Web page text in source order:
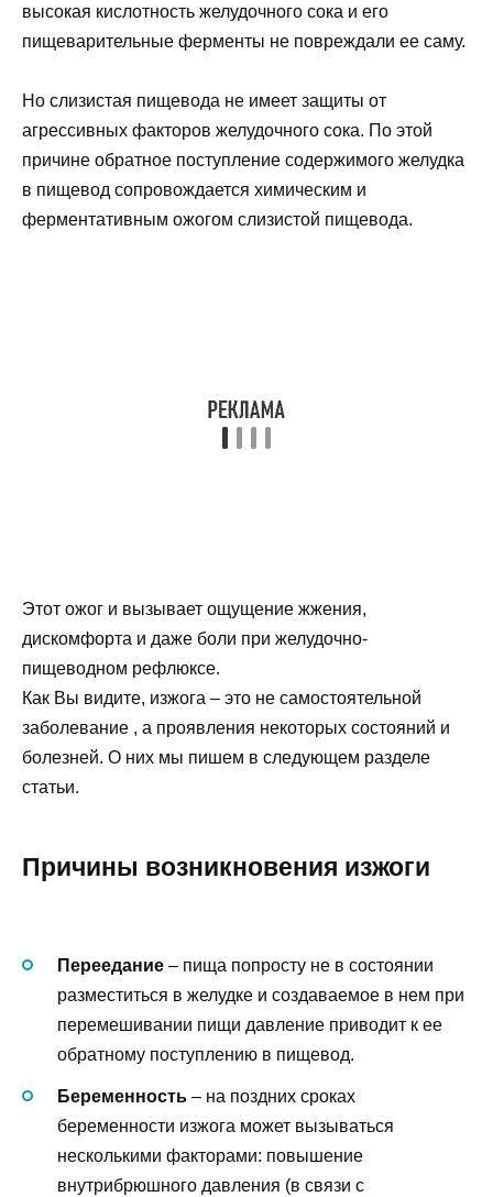
высокая кислотность желудочного сока и его
пищеварительные ферменты не повреждали ее саму.
Но слизистая пищевода не имеет защиты от
агрессивных факторов желудочного сока. По этой
причине обратное поступление содержимого желудка
в пищевод сопровождается химическим и
ферментативным ожогом слизистой пищевода.
Этот ожог и вызывает ощущение жжения,
дискомфорта и даже боли при желудочно-
пищеводном рефлюксе.
Как Вы видите, изжога – это не самостоятельной
заболевание , а проявления некоторых состояний и
болезней. О них мы пишем в следующем разделе
статьи.
Причины возникновения изжоги
Переедание – пища попросту не в состоянии
разместиться в желудке и создаваемое в нем при
перемешивании пищи давление приводит к ее
обратному поступлению в пищевод.
Беременность – на поздних сроках
беременности изжога может вызываться
несколькими факторами: повышение
внутрибрюшного давления (в связи с